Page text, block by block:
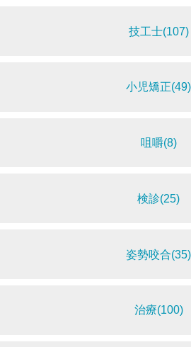
技工士(107)
小児矯正(49)
咀嚼(8)
検診(25)
姿勢咬合(35)
治療(100)